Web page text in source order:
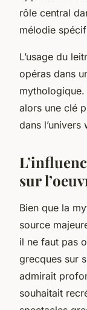
rôle central
mélodie
L’usage du
opéras dans
alors une clé
dans l’univers
sur
Bien que la
source
il ne faut pas
grecques sur
admirait
souhaitait